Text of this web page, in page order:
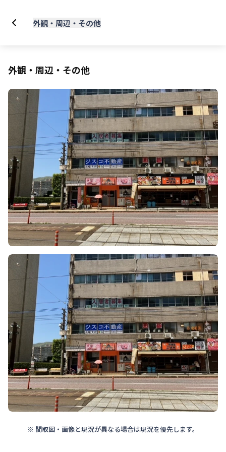
外観・周辺・その他
外観・周辺・その他
※ 間取図・画像と現況が異なる場合は現況を優先します。